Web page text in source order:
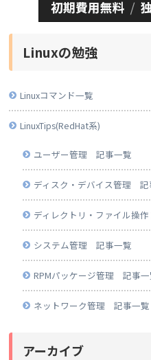
Linuxの勉強
Linuxコマンド一覧
LinuxTips(RedHat系)
ユーザー管理 記事一覧
ディスク・デバイス管理 記
ディレクトリ・ファイル操
システム管理 記事一覧
RPMパッケージ管理 記事一
ネットワーク管理 記事一覧
アーカイブ